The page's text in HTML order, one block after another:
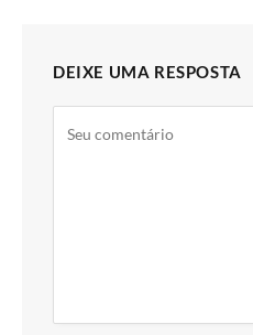
DEIXE UMA RESPOSTA